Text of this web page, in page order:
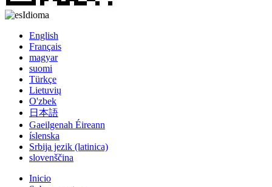
Idioma
English
Français
magyar
suomi
Türkçe
Lietuvių
O'zbek
日本語
Gaeilgenah Éireann
íslenska
Srbija jezik (latinica)
slovenščina
Inicio